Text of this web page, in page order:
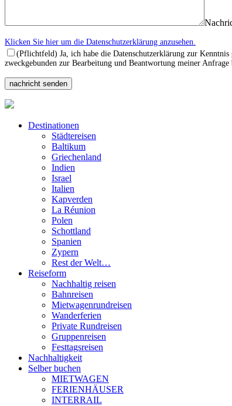
Klicken Sie hier um die Datenschutzerklärung anzusehen.
(Pflichtfeld) Ja, ich habe die Datenschutzerklärung zur Kenntnis
zweckgebunden zur Bearbeitung und Beantwortung meiner
Destinationen
Städtereisen
Baltikum
Griechenland
Indien
Israel
Italien
Kapverden
La Réunion
Polen
Schottland
Spanien
Zypern
Rest der Welt…
Reiseform
Nachhaltig reisen
Bahnreisen
Mietwagenrundreisen
Wanderferien
Private Rundreisen
Gruppenreisen
Festtagsreisen
Nachhaltigkeit
Selber buchen
MIETWAGEN
FERIENHÄUSER
INTERRAIL